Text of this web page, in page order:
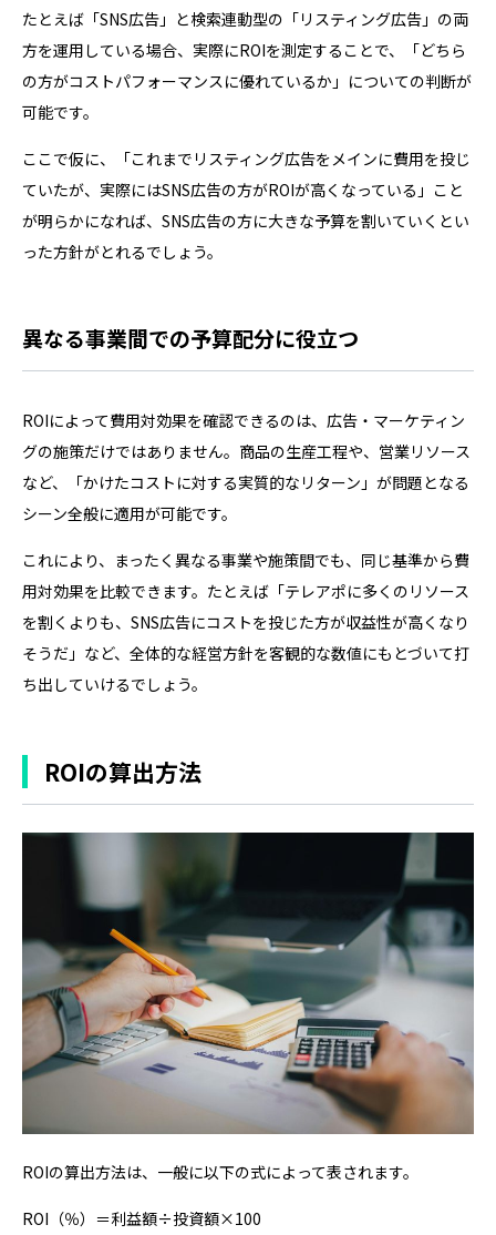
たとえば「SNS広告」と検索連動型の「リスティング広告」の両
方を運用している場合、実際にROIを測定することで、「どちら
の方がコストパフォーマンスに優れているか」についての判断が
可能です。
ここで仮に、「これまでリスティング広告をメインに費用を投じ
ていたが、実際にはSNS広告の方がROIが高くなっている」こと
が明らかになれば、SNS広告の方に大きな予算を割いていくとい
った方針がとれるでしょう。
異なる事業間での予算配分に役立つ
ROIによって費用対効果を確認できるのは、広告・マーケティン
グの施策だけではありません。商品の生産工程や、営業リソース
など、「かけたコストに対する実質的なリターン」が問題となる
シーン全般に適用が可能です。
これにより、まったく異なる事業や施策間でも、同じ基準から費
用対効果を比較できます。たとえば「テレアポに多くのリソース
を割くよりも、SNS広告にコストを投じた方が収益性が高くなり
そうだ」など、全体的な経営方針を客観的な数値にもとづいて打
ち出していけるでしょう。
ROIの算出方法
ROIの算出方法は、一般に以下の式によって表されます。
ROI（％）＝利益額÷投資額×100